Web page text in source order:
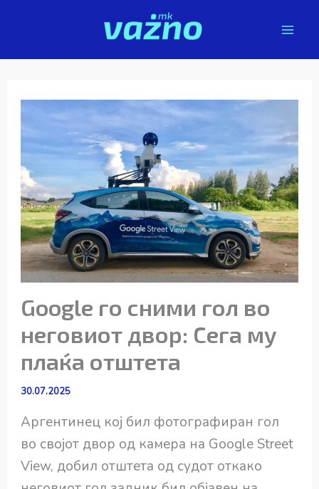
Google го сними гол во
неговиот двор: Сега му
плаќа отштета
30.07.2025
Аргентинец кој бил фотографиран гол
во својот двор од камера на Google Street
View, добил отштета од судот откако